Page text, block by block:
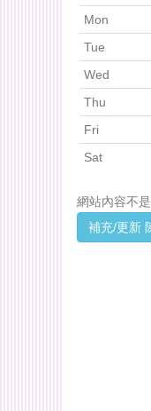
Mon
Tue
Wed
Thu
Fri
Sat
網站內容不
補充/更新